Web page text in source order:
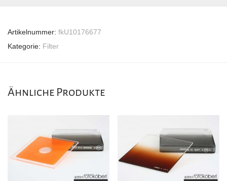
Artikelnummer: fkU10176677
Kategorie: Filter
Ähnliche Produkte